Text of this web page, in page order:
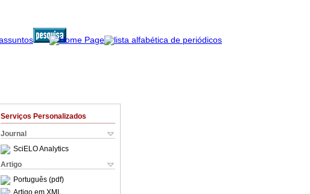
Serviços Personalizados
Journal
SciELO Analytics
Artigo
Português (pdf)